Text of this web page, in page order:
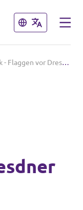
Schließen
Schließen
Gefährliche Symbolpolitik - Flaggen vor Dresdner Schulen